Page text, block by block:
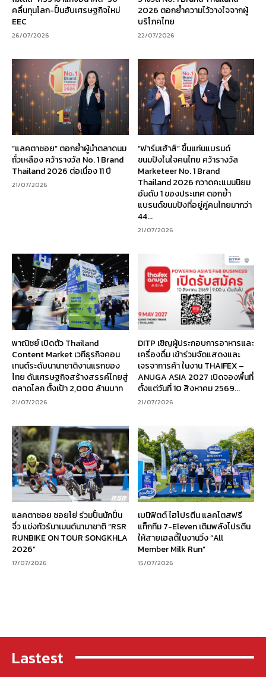
คลื่นทุนโลก-ปั้นฮับเศรษฐกิจใหม่
EEC
26/07/2026
2026 ตอกย้ำความไว้วางใจจากผู้
บริโภคไทย
22/07/2026
“แลคตาซอย” ตอกย้ำผู้นำตลาดนม
ถั่วเหลือง คว้ารางวัล No. 1 Brand
Thailand 2026 ต่อเนื่อง 11 ปี
21/07/2026
“ฟาร์มเฮ้าส์” ขึ้นแท่นแบรนด์
ขนมปังในใจคนไทย คว้ารางวัล
Marketeer No. 1 Brand
Thailand 2026 กวาดคะแนนนิยม
อันดับ 1 ของประเทศ ตอกย้ำ
แบรนด์ขนมปังที่อยู่คู่คนไทยมากว่า
44...
21/07/2026
พาณิชย์ เปิดตัว Thailand
Content Market เวทีธุรกิจคอน
เทนต์ระดับนานาชาติงานแรกของ
ไทย ดันเศรษฐกิจสร้างสรรค์ไทยสู่
ตลาดโลก ตั้งเป้า 2,000 ล้านบาท
21/07/2026
DITP เชิญผู้ประกอบการอาหารและ
เครื่องดื่ม เข้าร่วมจัดแสดงและ
เจรจาการค้า ในงาน THAIFEX –
ANUGA ASIA 2027 เปิดจองพื้นที่
ตั้งแต่วันที่ 10 สิงหาคม 2569...
21/07/2026
แลคตาซอย ซอยโย่ ร่วมปั้นนักปั่น
จิ๋ว แข่งทัวร์นาเมนต์นานาชาติ “RSR
RUNBIKE ON TOUR SONGKHLA
2026”
17/07/2026
เบนิฟิตต์ ไฮโปรตีน แลคโตสฟรี
แท็กทีม 7-Eleven เติมพลังโปรตีน
ให้สายเฮลตี้ในงานวิ่ง “All
Member Milk Run”
15/07/2026
Lastest